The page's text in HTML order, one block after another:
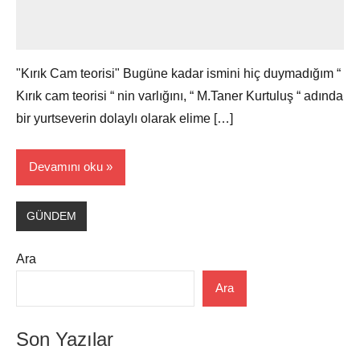
"Kırık Cam teorisi" Bugüne kadar ismini hiç duymadığım “
Kırık cam teorisi “ nin varlığını, “ M.Taner Kurtuluş “ adında
bir yurtseverin dolaylı olarak elime […]
Devamını oku
GÜNDEM
Ara
Ara
Son Yazılar